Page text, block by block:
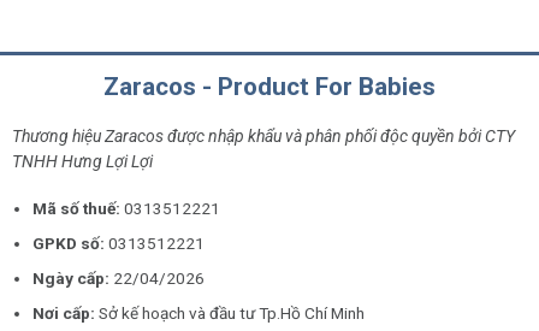
Zaracos - Product For Babies
Thương hiệu Zaracos được nhập khẩu và phân phối độc quyền bởi CTY
TNHH Hưng Lợi Lợi
Mã số thuế: 0313512221
GPKD số:0313512221
Ngày cấp: 22/04/2026
Nơi cấp:Sở kế hoạch và đầu tư Tp.Hồ Chí Minh